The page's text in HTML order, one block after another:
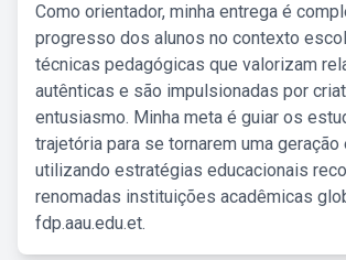
Como orientador, minha entrega é
progresso dos alunos no contexto
técnicas pedagógicas que valorizam
autênticas e são impulsionadas por
entusiasmo. Minha meta é guiar os
trajetória para se tornarem uma geração
utilizando estratégias educacionais
renomadas instituições acadêmicas
fdp.aau.edu.et.